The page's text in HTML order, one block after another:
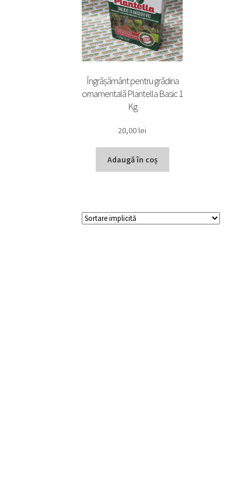
Îngrășământ pentru grădina
ornamentală Plantella Basic 1
Kg
20,00lei
Adaugă în coș